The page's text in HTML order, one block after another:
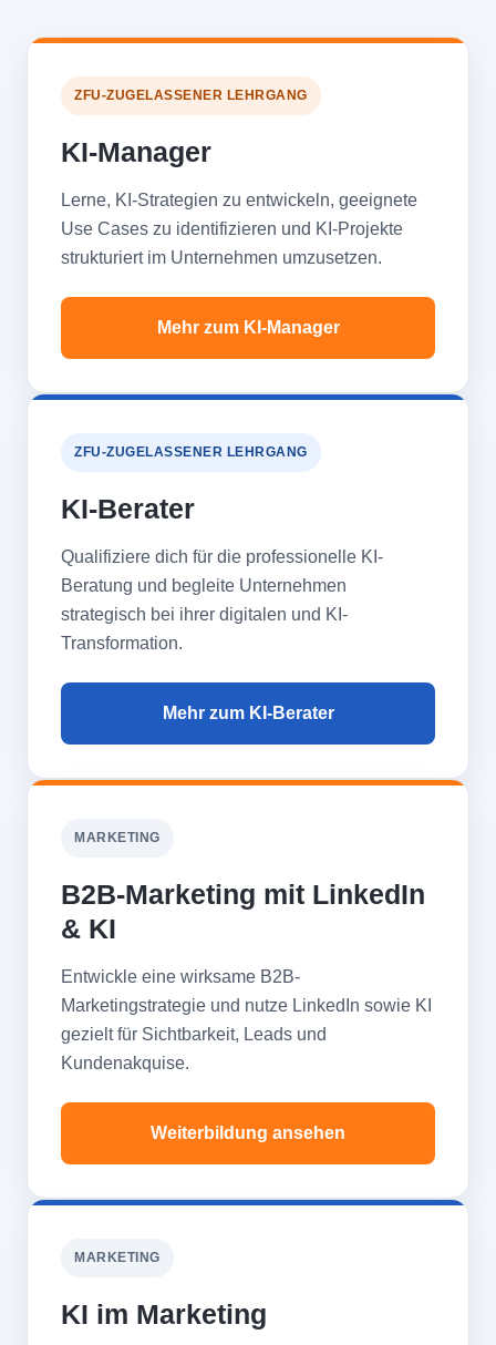
ZFU-ZUGELASSENER LEHRGANG
KI-Manager
Lerne, KI-Strategien zu entwickeln, geeignete
Use Cases zu identifizieren und KI-Projekte
strukturiert im Unternehmen umzusetzen.
Mehr zum KI-Manager
ZFU-ZUGELASSENER LEHRGANG
KI-Berater
Qualifiziere dich für die professionelle KI-
Beratung und begleite Unternehmen
strategisch bei ihrer digitalen und KI-
Transformation.
Mehr zum KI-Berater
MARKETING
B2B-Marketing mit LinkedIn
& KI
Entwickle eine wirksame B2B-
Marketingstrategie und nutze LinkedIn sowie KI
gezielt für Sichtbarkeit, Leads und
Kundenakquise.
Weiterbildung ansehen
MARKETING
KI im Marketing